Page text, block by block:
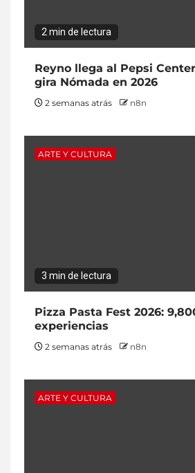
2 min de lectura
Reyno llega al Pepsi
gira Nómada en 2026
2 semanas atrás n8n
ARTE Y CULTURA
3 min de lectura
Pizza Pasta Fest 2026:
experiencias
2 semanas atrás n8n
ARTE Y CULTURA